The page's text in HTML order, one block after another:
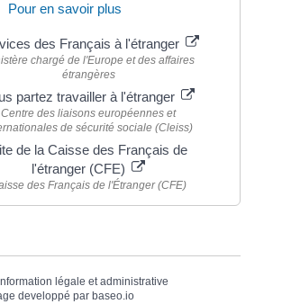
Pour en savoir plus
des Français à l'étranger
chargé de l'Europe et des affaires
étrangères
partez travailler à l'étranger
Centre des liaisons européennes et
de sécurité sociale (Cleiss)
de la Caisse des Français de
l'étranger (CFE)
des Français de l'Étranger (CFE)
légale et administrative
developpé par baseo.io